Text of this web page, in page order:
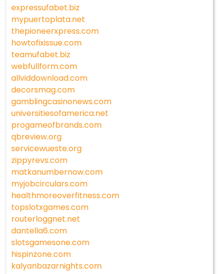
expressufabet.biz
mypuertoplata.net
thepioneerxpress.com
howtofixissue.com
teamufabet.biz
webfullform.com
allviddownload.com
decorsmag.com
gamblingcasinonews.com
universitiesofamerica.net
progameofbrands.com
qbreview.org
servicewueste.org
zippyrevs.com
matkanumbernow.com
myjobcirculars.com
healthmoreoverfitness.com
topslotxgames.com
routerloggnet.net
dantella6.com
slotsgamesone.com
hispinzone.com
kalyanbazarnights.com